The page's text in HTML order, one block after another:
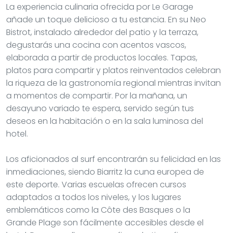
La experiencia culinaria ofrecida por Le Garage
añade un toque delicioso a tu estancia. En su Neo
Bistrot, instalado alrededor del patio y la terraza,
degustarás una cocina con acentos vascos,
elaborada a partir de productos locales. Tapas,
platos para compartir y platos reinventados celebran
la riqueza de la gastronomía regional mientras invitan
a momentos de compartir. Por la mañana, un
desayuno variado te espera, servido según tus
deseos en la habitación o en la sala luminosa del
hotel.
Los aficionados al surf encontrarán su felicidad en las
inmediaciones, siendo Biarritz la cuna europea de
este deporte. Varias escuelas ofrecen cursos
adaptados a todos los niveles, y los lugares
emblemáticos como la Côte des Basques o la
Grande Plage son fácilmente accesibles desde el